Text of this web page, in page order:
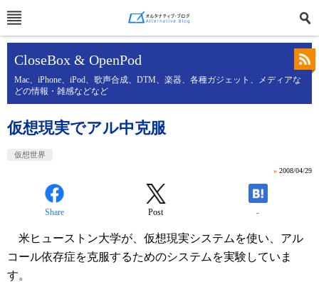
CloseBox & OpenPod
Mac、iPhone、iPod、歌声合成、DTM、楽器、各種ガジェット、メディアな
どの情報・雑感などなど
仮想現実でアル中克服
仮想世界
» 2008/04/29
Share Post -
米ヒューストン大学が、仮想現実システムを使い、アル
コール依存症を克服するためのシステムを実験していま
す。